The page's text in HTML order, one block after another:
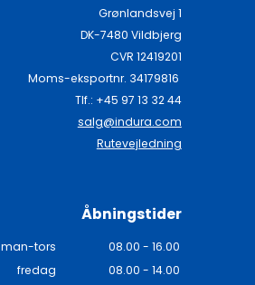
Grønlandsvej 1
DK-7480 Vildbjerg
CVR 12419201
Moms-eksportnr. 34179816
Tlf.: +45 97 13 32 44
salg@indura.com
Rutevejledning
Åbningstider
man-tors
08.00 - 16.00
fredag
08.00 - 14.00